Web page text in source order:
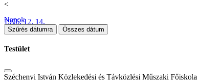
<
1976. 12. 14.
Napok
Szűrés dátumra Összes dátum
Testület
Széchenyi István Közlekedési és Távközlési Műszaki Főiskola